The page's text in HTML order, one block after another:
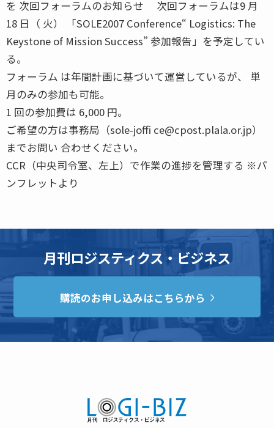
を 次回フォーラムのお知らせ 次回フォーラムは9 月
18 日（ 火） 「SOLE2007 Conference“ Logistics: The
Keystone of Mission Success” 参加報告」を予定してい
る。
フォーラム は年間計画に基づいて運営しているが、 単
月のみの参加も可能。
1 回の参加費は 6,000 円。
ご希望の方は事務局（sole-joffi ce@cpost.plala.or.jp）
までお問い 合わせください。
CCR（中央司令室、左上）で作業の進捗を管理する ※パ
ンフレットより
月刊ロジスティクス・ビジネス
購読のお申し込みはこちらから